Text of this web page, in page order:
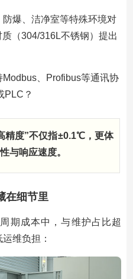
爆、洁净室等特殊环境对
（304/316L不锈钢）提出
Modbus、Profibus等通讯协
PLC？
精度”不仅指±0.1℃，更体
与响应速度。
在细节里
期成本中，与维护占比超
维负担：